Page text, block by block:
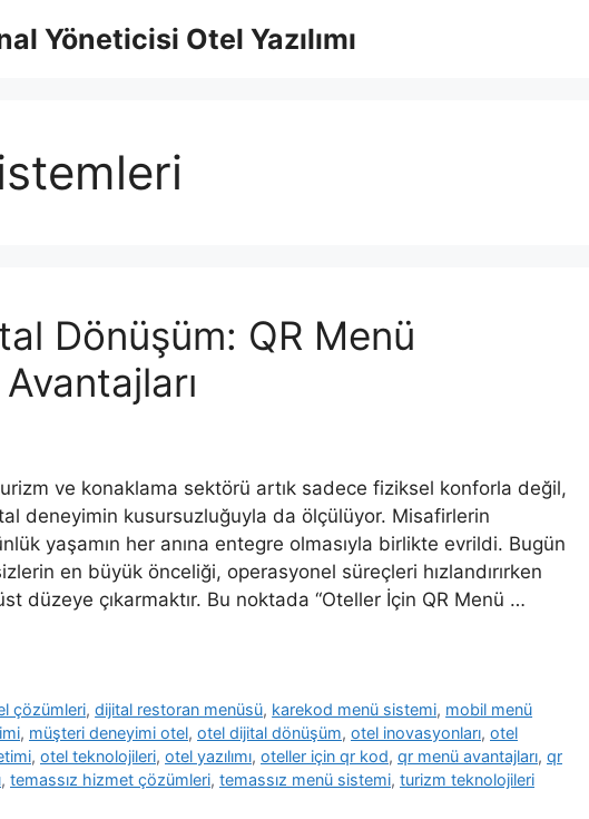
Yöneticisi Otel Yazılımı
Dönüşüm: QR Menü
ve konaklama sektörü artık sadece fiziksel konforla değil,
deneyimin kusursuzluğuyla da ölçülüyor. Misafirlerin
yaşamın her anına entegre olmasıyla birlikte evrildi. Bugün
en büyük önceliği, operasyonel süreçleri hızlandırırken
düzeye çıkarmaktır. Bu noktada “Oteller İçin QR Menü …
çözümleri,dijital restoran menüsü, karekod menü sistemi, mobil menü
, müşteri deneyimi otel, otel dijital dönüşüm, otel inovasyonları, otel
, otel teknolojileri, otel yazılımı, oteller için qr kod, qr menü avantajları, qr
, temassız hizmet çözümleri, temassız menü sistemi, turizm teknolojileri